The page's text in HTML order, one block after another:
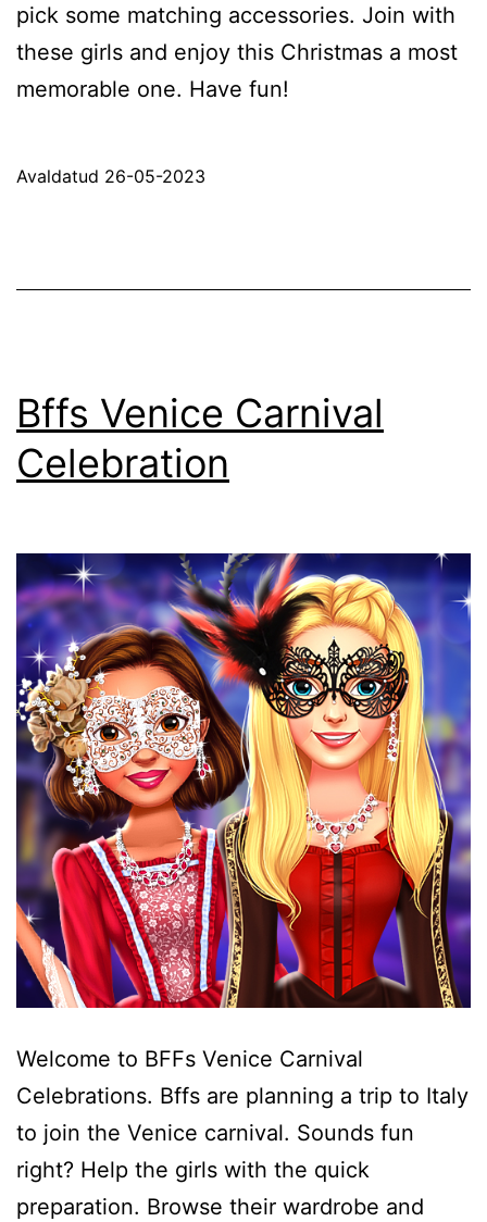
pick some matching accessories. Join with
these girls and enjoy this Christmas a most
memorable one. Have fun!
Avaldatud 26-05-2023
Bffs Venice Carnival
Celebration
Welcome to BFFs Venice Carnival
Celebrations. Bffs are planning a trip to Italy
to join the Venice carnival. Sounds fun
right? Help the girls with the quick
preparation. Browse their wardrobe and